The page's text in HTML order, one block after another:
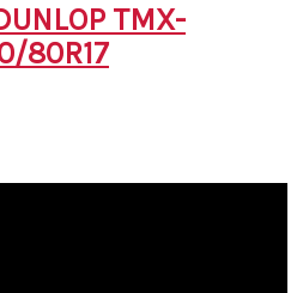
TMX-
80R17